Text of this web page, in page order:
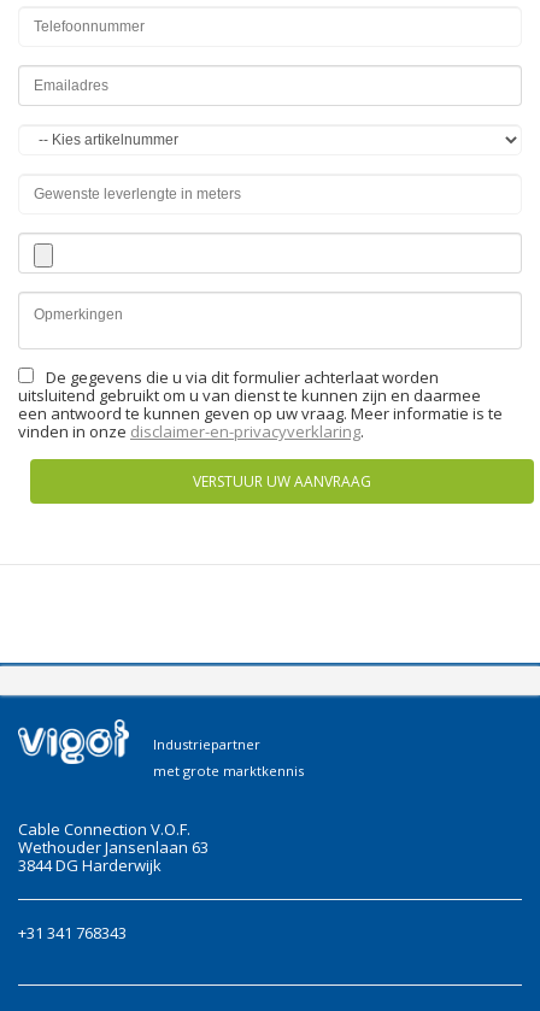
De gegevens die u via dit formulier achterlaat worden
uitsluitend gebruikt om u van dienst te kunnen zijn en daarmee
een antwoord te kunnen geven op uw vraag. Meer informatie is te
vinden in onze disclaimer-en-privacyverklaring.
VERSTUUR UW AANVRAAG
Industriepartner
met grote marktkennis
Cable Connection V.O.F.
Wethouder Jansenlaan 63
3844 DG Harderwijk
+31 341 768343